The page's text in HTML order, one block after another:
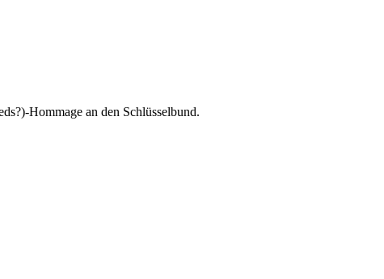
Hommage an den Schlüsselbund.